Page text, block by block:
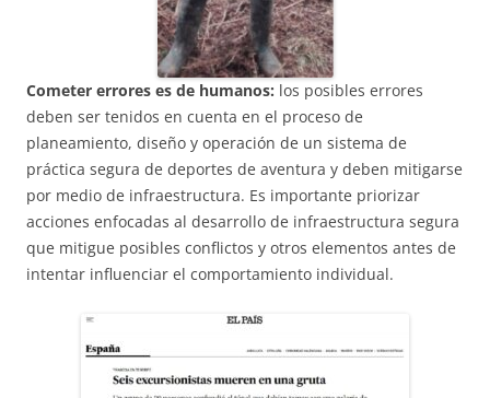
Cometer errores es de humanos: los posibles errores
deben ser tenidos en cuenta en el proceso de
planeamiento, diseño y operación de un sistema de
práctica segura de deportes de aventura y deben mitigarse
por medio de infraestructura. Es importante priorizar
acciones enfocadas al desarrollo de infraestructura segura
que mitigue posibles conflictos y otros elementos antes de
intentar influenciar el comportamiento individual.